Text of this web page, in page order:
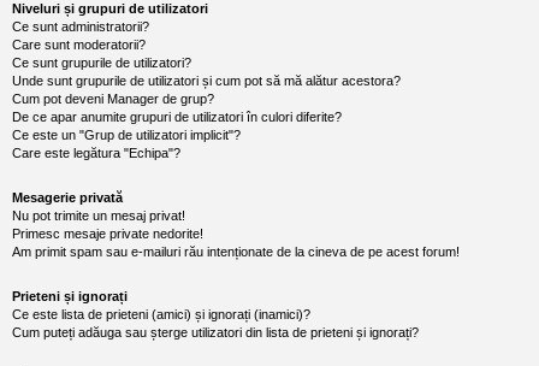
r
u
l
o
t
e
d
i
n
m
a
n
i
Niveluri și grupuri de utilizatori
Ce sunt administratorii?
Care sunt moderatorii?
Ce sunt grupurile de utilizatori?
Unde sunt grupurile de utilizatori și cum pot să mă alătur acestora?
Cum pot deveni Manager de grup?
De ce apar anumite grupuri de utilizatori în culori diferite?
Ce este un "Grup de utilizatori implicit"?
Care este legătura "Echipa"?
Mesagerie privată
Nu pot trimite un mesaj privat!
Primesc mesaje private nedorite!
Am primit spam sau e-mailuri rău intenționate de la cineva de pe acest forum!
Prieteni și ignorați
Ce este lista de prieteni (amici) și ignorați (inamici)?
Cum puteți adăuga sau șterge utilizatori din lista de prieteni și ignorați?